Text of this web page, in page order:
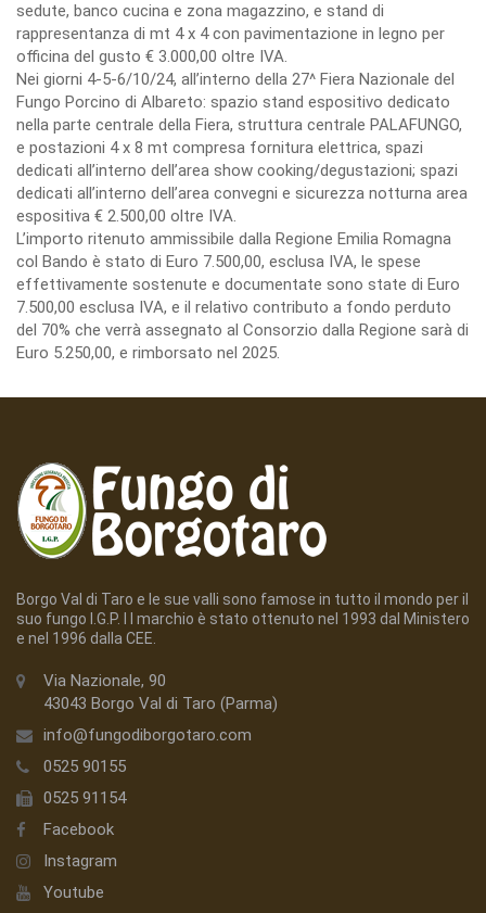
sedute, banco cucina e zona magazzino, e stand di
rappresentanza di mt 4 x 4 con pavimentazione in legno per
officina del gusto € 3.000,00 oltre IVA.
Nei giorni 4-5-6/10/24, all’interno della 27^ Fiera Nazionale del
Fungo Porcino di Albareto: spazio stand espositivo dedicato
nella parte centrale della Fiera, struttura centrale PALAFUNGO,
e postazioni 4 x 8 mt compresa fornitura elettrica, spazi
dedicati all’interno dell’area show cooking/degustazioni; spazi
dedicati all’interno dell’area convegni e sicurezza notturna area
espositiva € 2.500,00 oltre IVA.
L’importo ritenuto ammissibile dalla Regione Emilia Romagna
col Bando è stato di Euro 7.500,00, esclusa IVA, le spese
effettivamente sostenute e documentate sono state di Euro
7.500,00 esclusa IVA, e il relativo contributo a fondo perduto
del 70% che verrà assegnato al Consorzio dalla Regione sarà di
Euro 5.250,00, e rimborsato nel 2025.
Borgo Val di Taro e le sue valli sono famose in tutto il mondo per il
suo fungo I.G.P. I l marchio è stato ottenuto nel 1993 dal Ministero
e nel 1996 dalla CEE.
Via Nazionale, 90
43043 Borgo Val di Taro (Parma)
info@fungodiborgotaro.com
0525 90155
0525 91154
Facebook
Instagram
Youtube